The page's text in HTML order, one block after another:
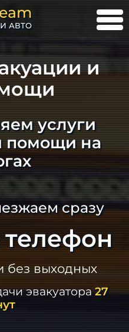
АВТО
и
услуги
помощи на
сразу
телефон
без выходных
эвакуатора27